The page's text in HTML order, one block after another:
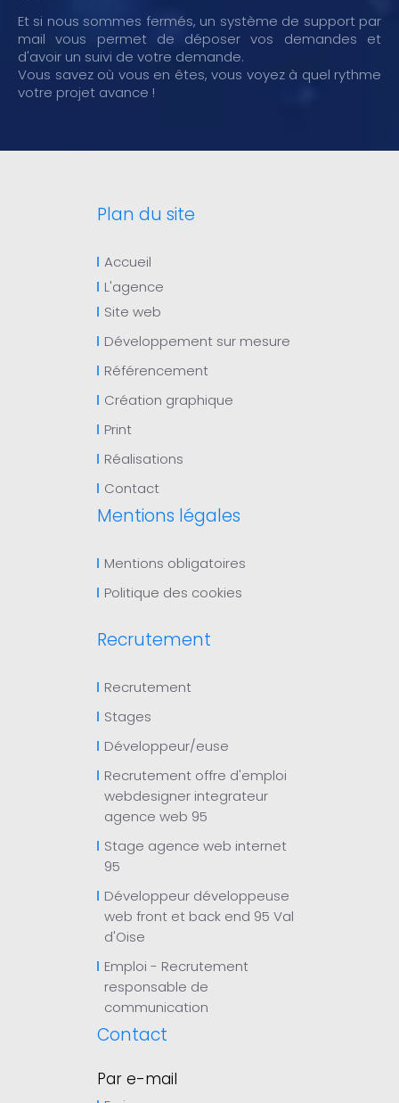
Et si nous sommes fermés, un système de support par
mail vous permet de déposer vos demandes et
d'avoir un suivi de votre demande.
Vous savez où vous en êtes, vous voyez à quel rythme
votre projet avance !
Plan du site
Accueil
L'agence
Site web
Développement sur mesure
Référencement
Création graphique
Print
Réalisations
Contact
Mentions légales
Mentions obligatoires
Politique des cookies
Recrutement
Recrutement
Stages
Développeur/euse
Recrutement offre d'emploi
webdesigner integrateur
agence web 95
Stage agence web internet
95
Développeur développeuse
web front et back end 95 Val
d'Oise
Emploi - Recrutement
responsable de
communication
Contact
Par e-mail